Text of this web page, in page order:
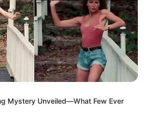
Mystery Unveiled—What Few Ever